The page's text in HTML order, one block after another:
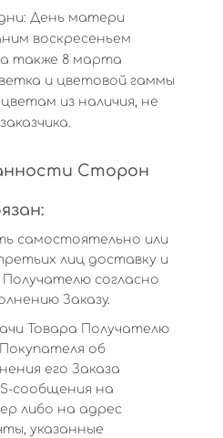
дни: День матери
воскресеньем
а также 8 марта
и цветовой гаммы
из наличия, не
Сторон
самостоятельно или
лиц доставку и
согласно
Заказу.
Товара Получателю
об
его Заказа
сообщения на
либо на адрес
указанные